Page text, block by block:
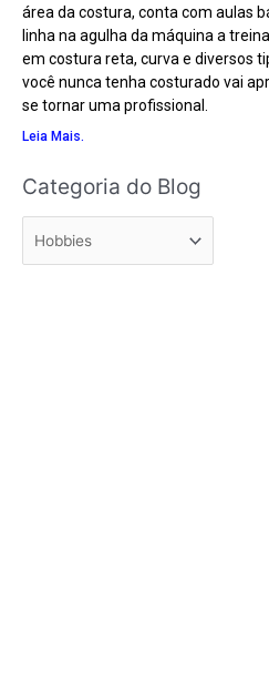
área da costura, conta com aulas
linha na agulha da máquina a
em costura reta, curva e diversos
você nunca tenha costurado vai
se tornar uma profissional.
Leia Mais.
Categoria do Blog
Categoria